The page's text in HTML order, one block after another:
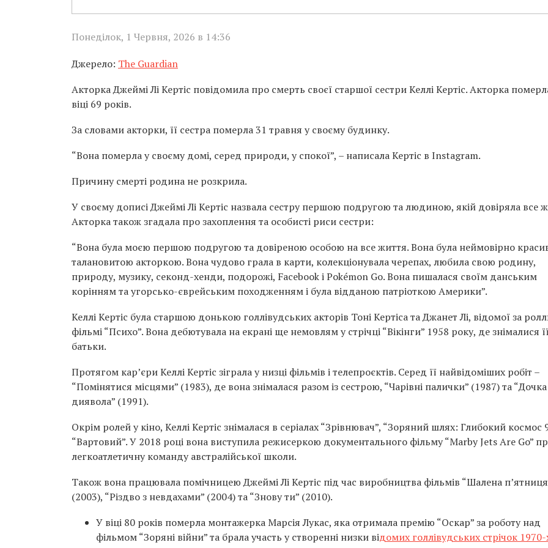
Понеділок, 1 Червня, 2026 в 14:36
Джерело: The Guardian
Акторка Джеймі Лі Кертіс повідомила про смерть своєї старшої сестри Келлі Кертіс. Акторка
віці 69 років.
За словами акторки, її сестра померла 31 травня у своєму будинку.
“Вона померла у своєму домі, серед природи, у спокої”, – написала Кертіс в Instagram.
Причину смерті родина не розкрила.
У своєму дописі Джеймі Лі Кертіс назвала сестру першою подругою та людиною, якій довіряла все
Акторка також згадала про захоплення та особисті риси сестри:
“Вона була моєю першою подругою та довіреною особою на все життя. Вона була неймовірно
талановитою акторкою. Вона чудово грала в карти, колекціонувала черепах, любила свою родину,
природу, музику, секонд-хенди, подорожі, Facebook і Pokémon Go. Вона пишалася своїм данським
корінням та угорсько-єврейським походженням і була відданою патріоткою Америки”.
Келлі Кертіс була старшою донькою голлівудських акторів Тоні Кертіса та Джанет Лі, відомої за
фільмі “Психо”. Вона дебютувала на екрані ще немовлям у стрічці “Вікінги” 1958 року, де знімалися її
батьки.
Протягом кар’єри Келлі Кертіс зіграла у низці фільмів і телепроєктів. Серед її найвідоміших робіт –
“Помінятися місцями” (1983), де вона знімалася разом із сестрою, “Чарівні палички” (1987) та “Дочка
диявола” (1991).
Окрім ролей у кіно, Келлі Кертіс знімалася в серіалах “Зрівнювач”, “Зоряний шлях: Глибокий космос
“Вартовий”. У 2018 році вона виступила режисеркою документального фільму “Marby Jets Are Go”
легкоатлетичну команду австралійської школи.
Також вона працювала помічницею Джеймі Лі Кертіс під час виробництва фільмів “Шалена
(2003), “Різдво з невдахами” (2004) та “Знову ти” (2010).
У віці 80 років померла монтажерка Марсія Лукас, яка отримала премію “Оскар” за роботу над
фільмом “Зоряні війни” та брала участь у створенні низки відомих голлівудських стрічок 1970-